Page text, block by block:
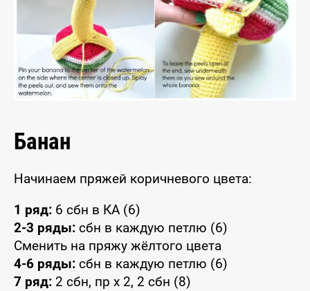
Банан
Начинаем пряжей коричневого цвета:
1 ряд: 6 сбн в КА (6)
2-3 ряды: сбн в каждую петлю (6)
Сменить на пряжу жёлтого цвета
4-6 ряды: сбн в каждую петлю (6)
7 ряд: 2 сбн, пр x 2, 2 сбн (8)